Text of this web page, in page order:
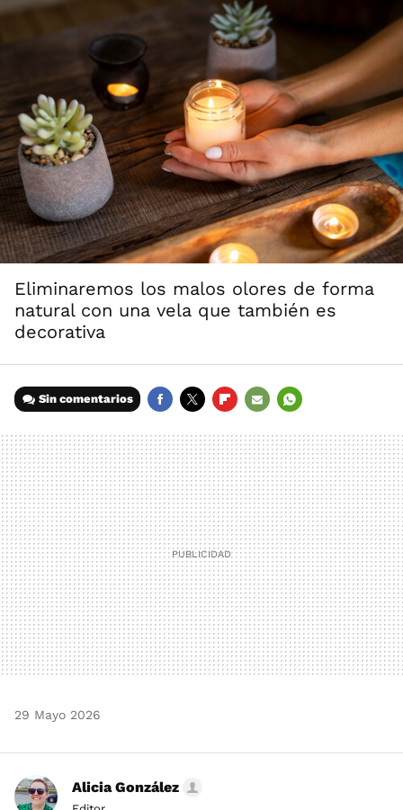
Eliminaremos los malos olores de forma
natural con una vela que también es
decorativa
Sin comentarios
MAIL
29 Mayo 2026
Alicia González